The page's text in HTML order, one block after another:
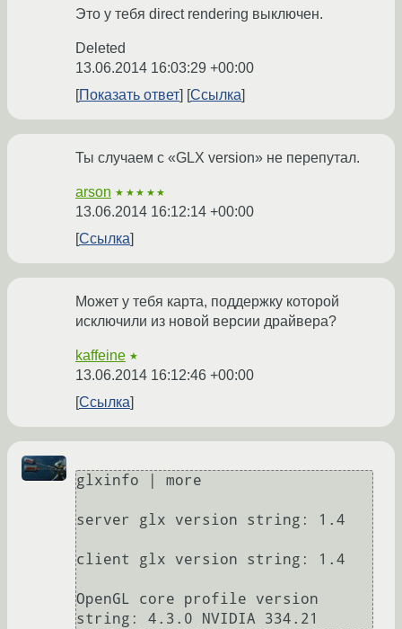
Это у тебя direct rendering выключен.
Deleted
13.06.2014 16:03:29 +00:00
Показать ответ
Ссылка
Ты случаем с «GLX version» не перепутал.
arson ★★★★★
13.06.2014 16:12:14 +00:00
Ссылка
Может у тебя карта, поддержку которой
исключили из новой версии драйвера?
kaffeine ★
13.06.2014 16:12:46 +00:00
Ссылка
glxinfo | more
server glx version string: 1.4
client glx version string: 1.4
OpenGL core profile version
string: 4.3.0 NVIDIA 334.21